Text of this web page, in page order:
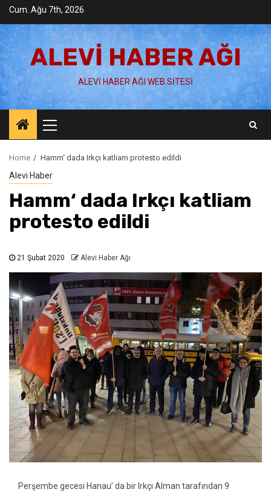
Skip
content
Cum. Ağu 7th, 2026
ALEVI HABER AĞI
ALEVI HABER AĞI WEB SITESI
Menu
Home Hamm‘ dada Irkçı katliam protesto edildi
Alevi Haber
Hamm‘ dada Irkçı katliam
protesto edildi
21 Şubat 2020 Alevi Haber Ağı
Perşembe gecesi Hanau’ da bir Irkçı Alman tarafından 9